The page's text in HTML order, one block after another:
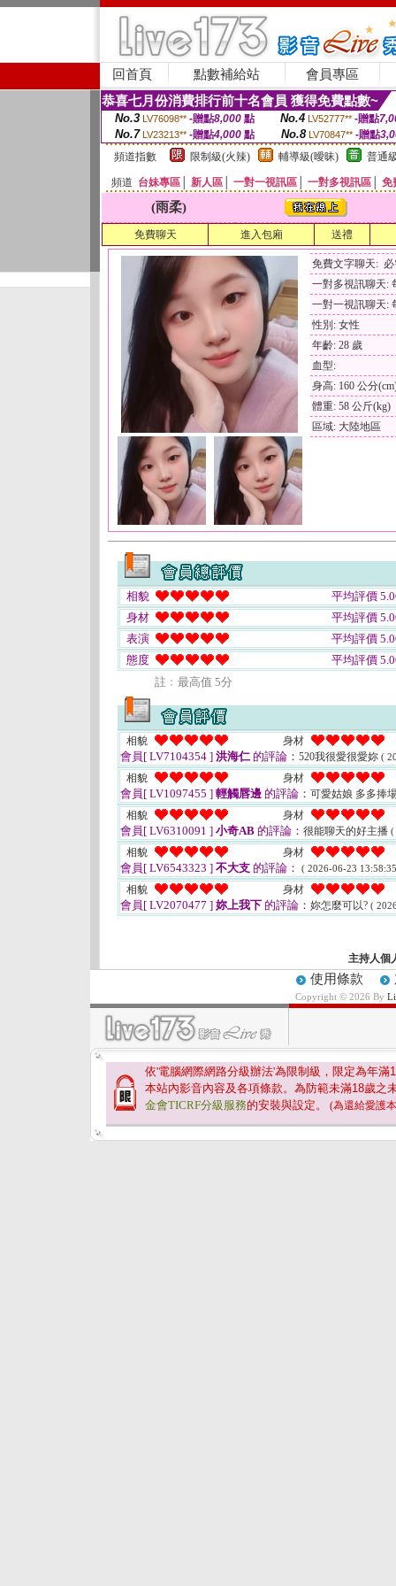
回首頁 點數補給站 會員專區
恭喜七月份消費排行前十名會員 獲得免費點數~
No.3 LV76098** -贈點8,000點 No.4 LV52777** -贈點
No.7 LV23213** -贈點4,000 點 No.8 LV70847** -贈點
頻道指數
限制級(火辣) 輔導級(曖昧) 普通
頻道 台妹專區 新人區 一對一視訊區 一對多視訊區 免
(雨柔)
免費聊天 進入包廂 送禮
免費文字聊天:
一對多視訊聊天:
一對一視訊聊天:
性別: 女性
年齡: 28 歲
血型:
身高: 160 公分
體重: 58 公斤(kg)
區域: 大陸地區
相貌
平均評價
身材
平均評價
表演
平均評價
態度
平均評價
註﹕最高值 5分
相貌 身材
會員[ LV7104354 ] 洪海仁的評論： 520我很愛很愛妳 (
相貌 身材
會員[ LV1097455 ] 輕觸唇邊 的評論： 可愛姑娘 多多捧
相貌
身材
會員[ LV6310091 ] 小奇AB 的評論： 很能聊天的好主播 (
相貌 身材
會員[ LV6543323 ] 不大支 的評論： ( 2026-06-23
相貌 身材
會員[ LV2070477 ] 妳上我下 的評論： 妳怎麼可以? (
主持人個
使用條款
Copyright © 2026 By
依'電腦網際網路分級辦法'為限制級，限定為年滿
本站內影音內容及各項條款。為防範未滿18歲之
金會TICRF分級服務的安裝與設定。 (為還給愛護